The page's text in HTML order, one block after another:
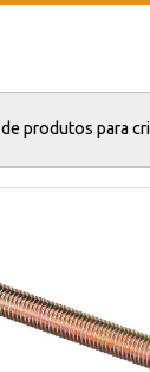
produtos para